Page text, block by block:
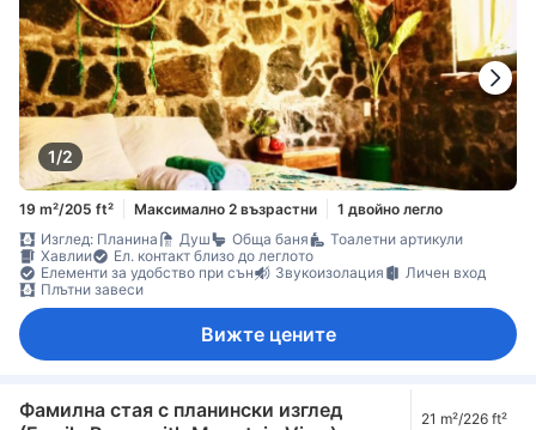
1/2
19 m²/205 ft² Максимално 2 възрастни
1 двойно легло
Изглед: Планина
Душ Обща баня
Тоалетни артикули
Хавлии
Ел. контакт близо до леглото
Елементи за удобство при сън
Звукоизолация
Личен вход
Плътни завеси
Вижте цените
Фамилна стая с планински изглед
21 m²/226 ft²